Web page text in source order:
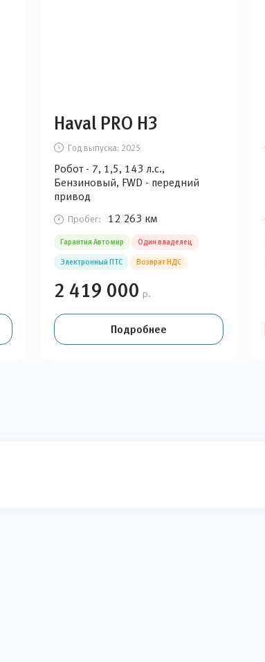
Haval PRO H3
Год выпуска: 2025
Робот - 7, 1,5, 143 л.с.,
Бензиновый, FWD - передний
привод
Пробег: 12 263 км
Гарантия Автомир Один владелец
Электронный ПТС Возврат НДС
2 419 000 р.
Подробнее